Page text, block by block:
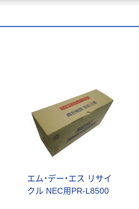
エム・デー・エス リサイ
クル NEC用PR-L8500